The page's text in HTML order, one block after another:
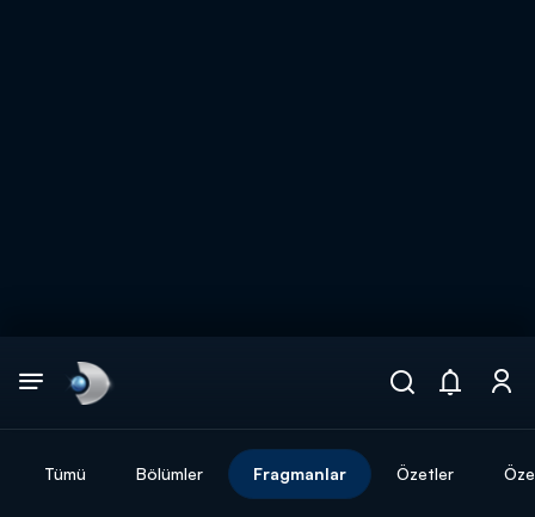
Tümü Bölümler Fragmanlar Özetler